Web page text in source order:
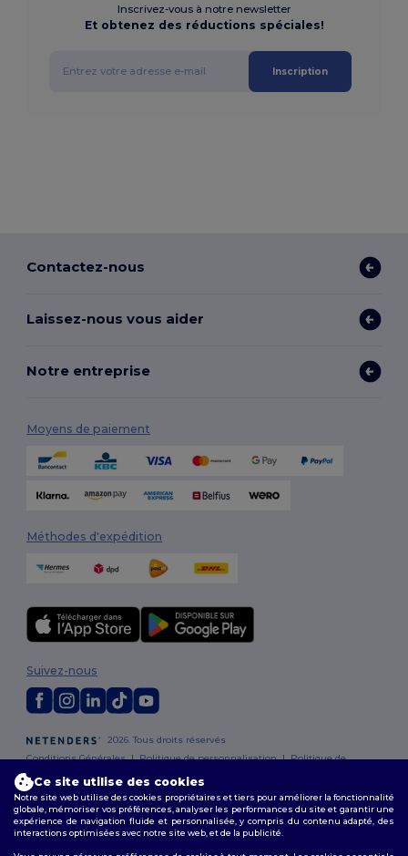
Inscrivez-vous à notre newsletter
Et obtenez des réductions spéciales!
Inscription
Contactez-nous
Laissez-nous vous aider
Notre entreprise
Moyens de paiement
Méthodes d'expédition
2026. Tous droits réservés
Conditions Générales|Politique de personnalisation|Politique de
Suivez-nous
Bruxelles|Anvers| Mortsel | Malines |Lierre|Turnhout | Geel|
Herentals| Hoogstraten | Bruges
Ce site utilise des cookies
Notre site web utilise des cookies propriétaires et tiers pour améliorer la fonctionnalité
globale, mémoriser vos préférences, analyser les performances du site et garantir une
expérience de navigation fluide et personnalisée, y compris du contenu adapté, des
interactions optimisées avec notre site web, et de la publicité.